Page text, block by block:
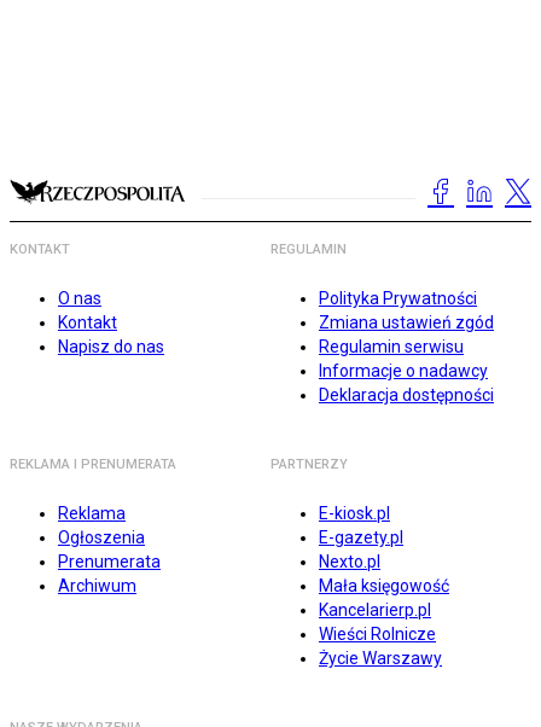
KONTAKT
O nas
Kontakt
Napisz do nas
REGULAMIN
Polityka Prywatności
Zmiana ustawień zgód
Regulamin serwisu
Informacje o nadawcy
Deklaracja dostępności
REKLAMA I PRENUMERATA
Reklama
Ogłoszenia
Prenumerata
Archiwum
PARTNERZY
E-kiosk.pl
E-gazety.pl
Nexto.pl
Mała księgowość
Kancelarierp.pl
Wieści Rolnicze
Życie Warszawy